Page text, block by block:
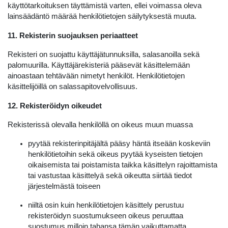
käyttötarkoituksen täyttämistä varten, ellei voimassa oleva
lainsäädäntö määrää henkilötietojen säilytyksestä muuta.
11. Rekisterin suojauksen periaatteet
Rekisteri on suojattu käyttäjätunnuksilla, salasanoilla sekä
palomuurilla. Käyttäjärekisteriä pääsevät käsittelemään
ainoastaan tehtävään nimetyt henkilöt. Henkilötietojen
käsittelijöillä on salassapitovelvollisuus.
12. Rekisteröidyn oikeudet
Rekisterissä olevalla henkilöllä on oikeus muun muassa
pyytää rekisterinpitäjältä pääsy häntä itseään koskeviin
henkilötietoihin sekä oikeus pyytää kyseisten tietojen
oikaisemista tai poistamista taikka käsittelyn rajoittamista
tai vastustaa käsittelyä sekä oikeutta siirtää tiedot
järjestelmästä toiseen
niiltä osin kuin henkilötietojen käsittely perustuu
rekisteröidyn suostumukseen oikeus peruuttaa